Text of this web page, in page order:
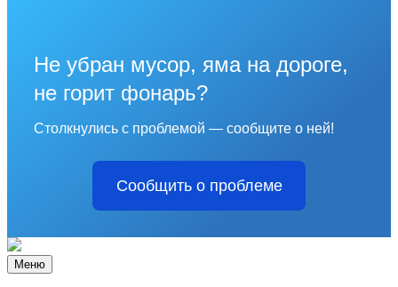
Не убран мусор, яма на дороге,
не горит фонарь?
Столкнулись с проблемой — сообщите о ней!
Сообщить о проблеме
Меню